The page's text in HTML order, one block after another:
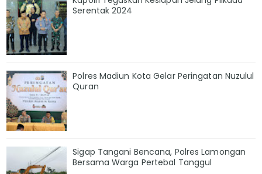
Serentak 2024
Polres Madiun Kota Gelar Peringatan Nuzulul
Quran
Sigap Tangani Bencana, Polres Lamongan
Bersama Warga Pertebal Tanggul